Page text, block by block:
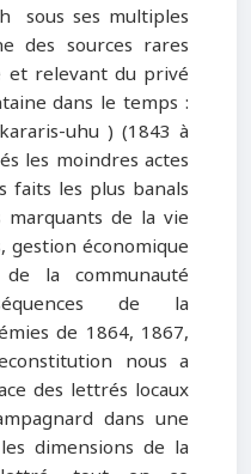
sous ses multiples
des sources rares
et relevant du privé
dans le temps :
uhu ) (1843 à
les moindres actes
faits les plus banals
de la vie
économique
la communauté
de la
de 1864, 1867,
nous a
des lettrés locaux
dans une
dimensions de la